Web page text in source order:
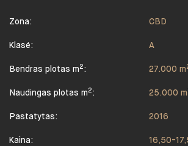
Zona: CBD
Klasė: A
Bendras plotas m 2 : 27.000 m
Naudingas plotas m 2 : 25.000 m
Pastatytas: 2016
Kaina: 16,50-